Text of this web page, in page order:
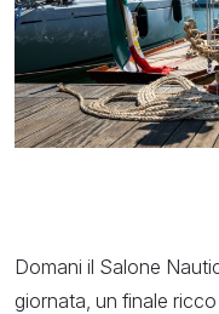
Domani il Salone
giornata, un finale